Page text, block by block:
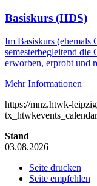
Basiskurs (HDS)
Im Basiskurs (ehemals
semesterbegleitend die
erworben, erprobt und
Mehr Informationen
https://mnz.htwk-
Stand
03.08.2026
Seite drucken
Seite empfehlen